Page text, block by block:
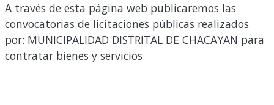
A través de esta página web publicaremos las
convocatorias de licitaciones públicas realizados
por: MUNICIPALIDAD DISTRITAL DE CHACAYAN para
contratar bienes y servicios